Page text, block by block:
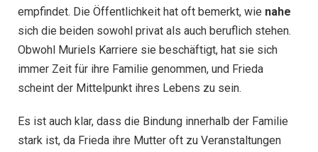
empfindet. Die Öffentlichkeit hat oft bemerkt, wie nahe
sich die beiden sowohl privat als auch beruflich stehen.
Obwohl Muriels Karriere sie beschäftigt, hat sie sich
immer Zeit für ihre Familie genommen, und Frieda
scheint der Mittelpunkt ihres Lebens zu sein.
Es ist auch klar, dass die Bindung innerhalb der Familie
stark ist, da Frieda ihre Mutter oft zu Veranstaltungen